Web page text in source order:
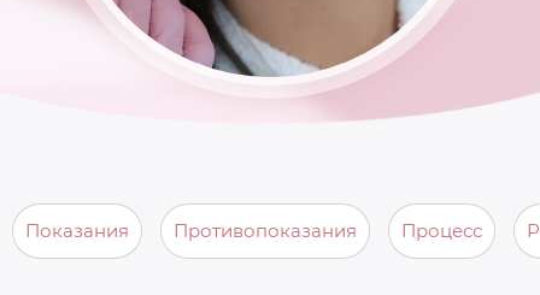
Показания Противопоказания Процесс